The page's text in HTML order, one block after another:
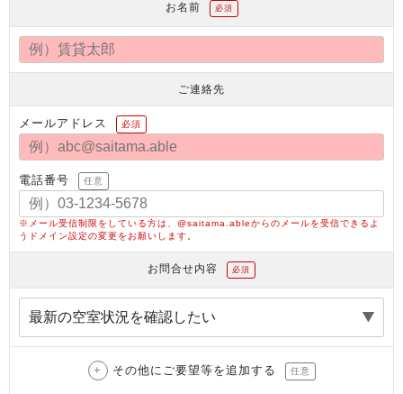
お名前 必須
ご連絡先
メールアドレス 必須
電話番号 任意
※メール受信制限をしている方は、@saitama.ableからのメールを受信できるよ
うドメイン設定の変更をお願いします。
お問合せ内容 必須
その他にご要望等を追加する 任意